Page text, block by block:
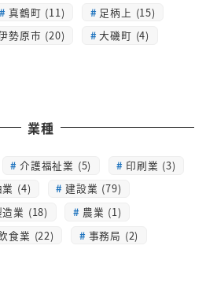
真鶴町 (11)
足柄上 (15)
勢原市 (20)
大磯町 (4)
業種
介護福祉業 (5)
印刷業 (3)
業 (4)
建設業 (79)
造業 (18)
農業 (1)
食業 (22)
事務局 (2)